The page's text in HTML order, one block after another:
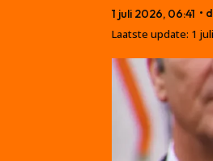
1 juli 2026, 06:41 •
Laatste update: 1